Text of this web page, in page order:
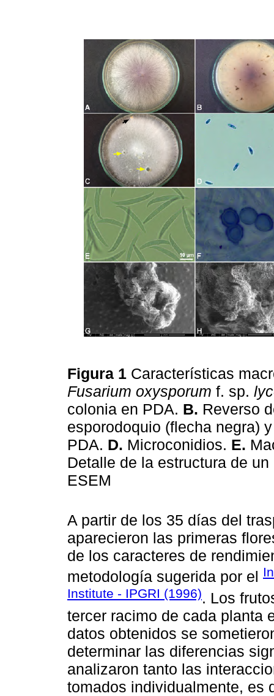
Figura 1 Características
Fusarium oxysporum f. sp.
colonia en PDA. B. Reverso
esporodoquio (flecha negra)
PDA. D. Microconidios. E.
Detalle de la estructura de
ESEM
A partir de los 35 días del
aparecieron las primeras
de los caracteres de
metodología sugerida por el
Institute - IPGRI (1996). Los
tercer racimo de cada planta
datos obtenidos se
determinar las diferencias
analizaron tanto las
tomados individualmente, es